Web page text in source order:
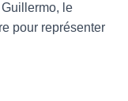
le
pour représenter